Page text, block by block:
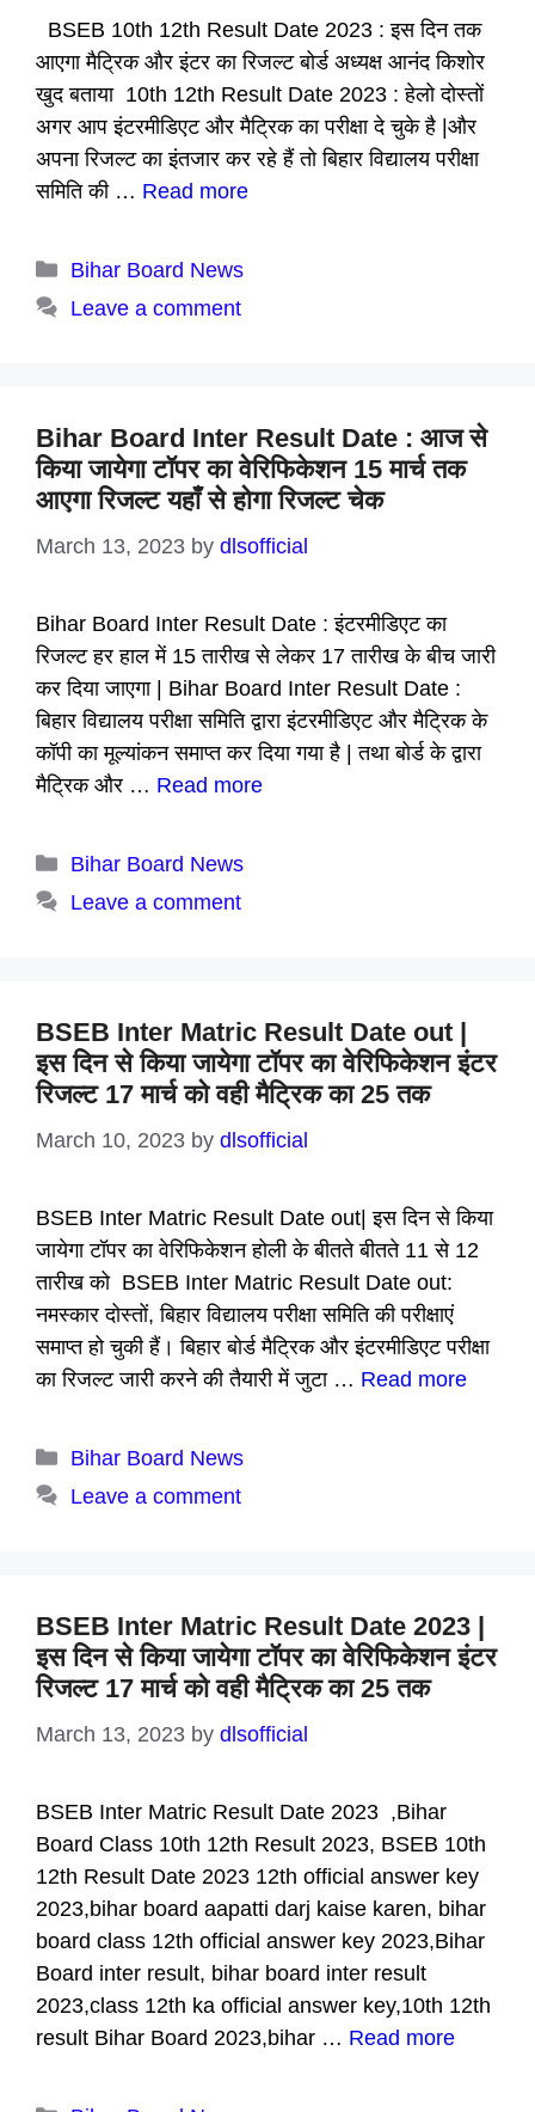
BSEB 10th 12th Result Date 2023 : इस दिन तक
आएगा मैट्रिक और इंटर का रिजल्ट बोर्ड अध्यक्ष आनंद किशोर
खुद बताया 10th 12th Result Date 2023 : हेलो दोस्तों
अगर आप इंटरमीडिएट और मैट्रिक का परीक्षा दे चुके है |और
अपना रिजल्ट का इंतजार कर रहे हैं तो बिहार विद्यालय परीक्षा
समिति की … Read more
Categories
Bihar Board News
Leave a comment
Bihar Board Inter Result Date : आज से
किया जायेगा टॉपर का वेरिफिकेशन 15 मार्च तक
आएगा रिजल्ट यहाँ से होगा रिजल्ट चेक
March 13, 2023 by dlsofficial
Bihar Board Inter Result Date : इंटरमीडिएट का
रिजल्ट हर हाल में 15 तारीख से लेकर 17 तारीख के बीच जारी
कर दिया जाएगा | Bihar Board Inter Result Date :
बिहार विद्यालय परीक्षा समिति द्वारा इंटरमीडिएट और मैट्रिक के
कॉपी का मूल्यांकन समाप्त कर दिया गया है | तथा बोर्ड के द्वारा
मैट्रिक और … Read more
Categories
Bihar Board News
Leave a comment
BSEB Inter Matric Result Date out |
इस दिन से किया जायेगा टॉपर का वेरिफिकेशन इंटर
रिजल्ट 17 मार्च को वही मैट्रिक का 25 तक
March 10, 2023 by dlsofficial
BSEB Inter Matric Result Date out| इस दिन से किया
जायेगा टॉपर का वेरिफिकेशन होली के बीतते बीतते 11 से 12
तारीख को BSEB Inter Matric Result Date out:
नमस्कार दोस्तों, बिहार विद्यालय परीक्षा समिति की परीक्षाएं
समाप्त हो चुकी हैं। बिहार बोर्ड मैट्रिक और इंटरमीडिएट परीक्षा
का रिजल्ट जारी करने की तैयारी में जुटा … Read more
Categories
Bihar Board News
Leave a comment
BSEB Inter Matric Result Date 2023 |
इस दिन से किया जायेगा टॉपर का वेरिफिकेशन इंटर
रिजल्ट 17 मार्च को वही मैट्रिक का 25 तक
March 13, 2023 by dlsofficial
BSEB Inter Matric Result Date 2023 ,Bihar
Board Class 10th 12th Result 2023, BSEB 10th
12th Result Date 2023 12th official answer key
2023,bihar board aapatti darj kaise karen, bihar
board class 12th official answer key 2023,Bihar
Board inter result, bihar board inter result
2023,class 12th ka official answer key,10th 12th
result Bihar Board 2023,bihar … Read more